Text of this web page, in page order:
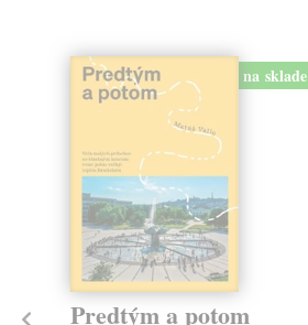
na sklade
Predtým a potom